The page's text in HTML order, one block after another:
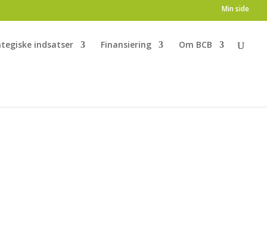
Min side
indsatser Finansiering Om BCB